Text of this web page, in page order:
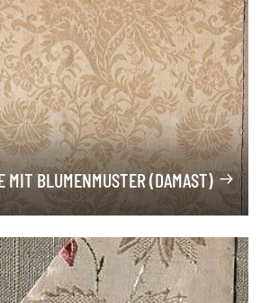
MIT BLUMENMUSTER (DAMAST)